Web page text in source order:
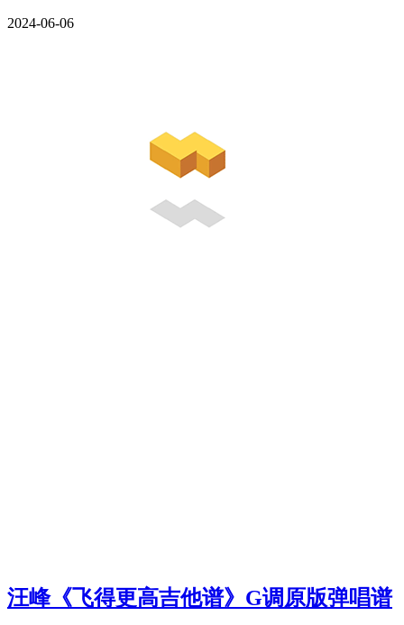
2024-06-06
汪峰《飞得更高吉他谱》G调原版弹唱谱